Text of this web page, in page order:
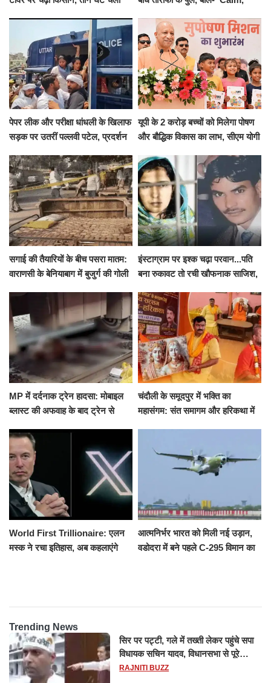
पेपर लीक और परीक्षा धांधली के खिलाफ
सड़क पर उतरीं पल्लवी पटेल, प्रदर्शन
यूपी के 2 करोड़ बच्चों को मिलेगा पोषण
और बौद्धिक विकास का लाभ, सीएम योगी
सगाई की तैयारियों के बीच पसरा मातम:
वाराणसी के बेनियाबाग में बुजुर्ग की गोली
इंस्टाग्राम पर इश्क चढ़ा परवान...पति
बना रुकावट तो रची खौफनाक साजिश,
के घाट
MP में दर्दनाक ट्रेन हादसा: मोबाइल
ब्लास्ट की अफवाह के बाद ट्रेन से
रौंदा, 4 की मौत
चंदौली के समूदपुर में भक्ति का
महासंगम: संत समागम और हरिकथा में
World First Trillionaire: एलन
मस्क ने रचा इतिहास, अब कहलाएंगे
आत्मनिर्भर भारत को मिली नई उड़ान,
वडोदरा में बने पहले C-295 विमान का
Trending News
सिर पर पट्टी, गले में तख्ती लेकर पहुंचे सपा
विधायक सचिन यादव, विधानसभा से पूरे
मानसून सत्र के लिए किया गया निलंबित
RAJNITI BUZZ